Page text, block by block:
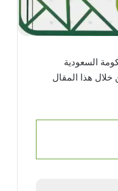
السعودية
هذا المقال